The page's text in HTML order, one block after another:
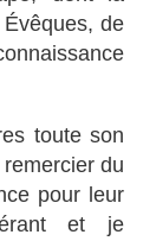
de
toute son
du
pour leur
et je